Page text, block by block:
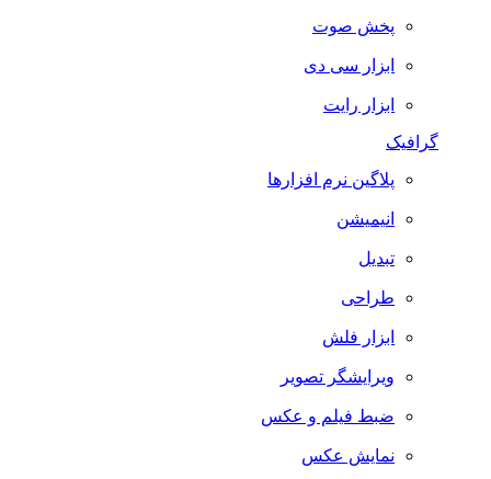
پخش صوت
ابزار سی دی
ابزار رایت
گرافیک
پلاگین نرم افزارها
انیمیشن
تبدیل
طراحی
ابزار فلش
ویرایشگر تصویر
ضبط فيلم و عكس
نمایش عکس